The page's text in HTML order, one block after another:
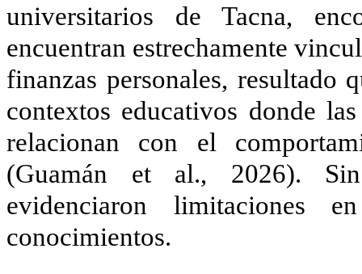
universitarios de Tacna,
encuentran estrechamente
finanzas personales, resultado
contextos educativos donde
relacionan con el
(Guamán et al., 2026).
evidenciaron limitaciones
conocimientos.